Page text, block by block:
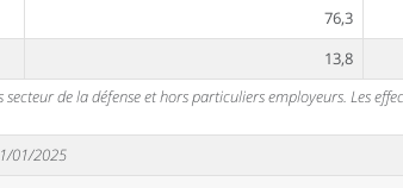
76,3
13,8
de la défense et hors particuliers employeurs. Les
01/2025